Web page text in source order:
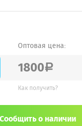
Оптовая цена:
1800a
Как получить?
Сообщить o наличии